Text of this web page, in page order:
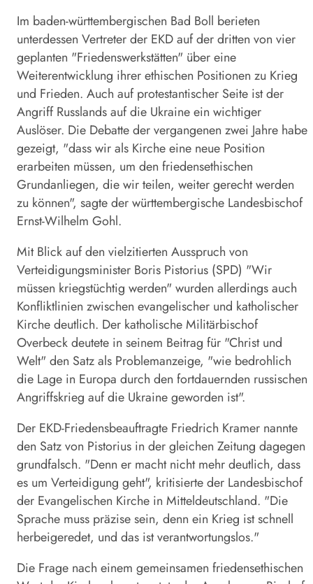
Im baden-württembergischen Bad Boll berieten
unterdessen Vertreter der EKD auf der dritten von vier
geplanten "Friedenswerkstätten" über eine
Weiterentwicklung ihrer ethischen Positionen zu Krieg
und Frieden. Auch auf protestantischer Seite ist der
Angriff Russlands auf die Ukraine ein wichtiger
Auslöser. Die Debatte der vergangenen zwei Jahre habe
gezeigt, "dass wir als Kirche eine neue Position
erarbeiten müssen, um den friedensethischen
Grundanliegen, die wir teilen, weiter gerecht werden
zu können", sagte der württembergische Landesbischof
Ernst-Wilhelm Gohl.
Mit Blick auf den vielzitierten Ausspruch von
Verteidigungsminister Boris Pistorius (SPD) "Wir
müssen kriegstüchtig werden" wurden allerdings auch
Konfliktlinien zwischen evangelischer und katholischer
Kirche deutlich. Der katholische Militärbischof
Overbeck deutete in seinem Beitrag für "Christ und
Welt" den Satz als Problemanzeige, "wie bedrohlich
die Lage in Europa durch den fortdauernden russischen
Angriffskrieg auf die Ukraine geworden ist".
Der EKD-Friedensbeauftragte Friedrich Kramer nannte
den Satz von Pistorius in der gleichen Zeitung dagegen
grundfalsch. "Denn er macht nicht mehr deutlich, dass
es um Verteidigung geht", kritisierte der Landesbischof
der Evangelischen Kirche in Mitteldeutschland. "Die
Sprache muss präzise sein, denn ein Krieg ist schnell
herbeigeredet, und das ist verantwortungslos."
Die Frage nach einem gemeinsamen friedensethischen